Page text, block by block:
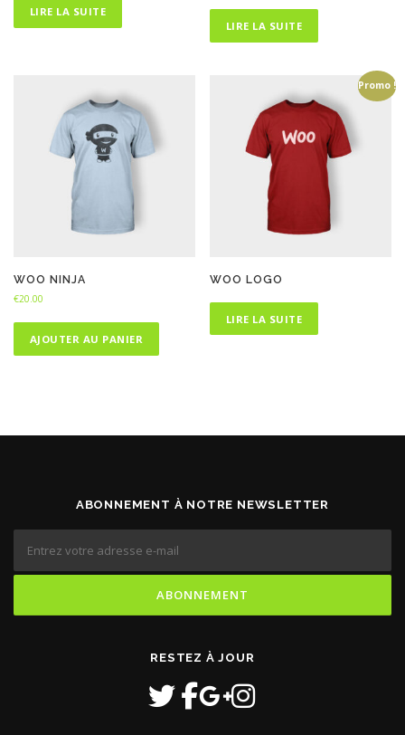
LIRE LA SUITE
ot
00
LIRE LA SUITE
WOO NINJA
€20.00
AJOUTER AU PANIER
Promo !
WOO LOGO
LIRE LA SUITE
ABONNEMENT À NOTRE NEWSLETTER
RESTEZ À JOUR